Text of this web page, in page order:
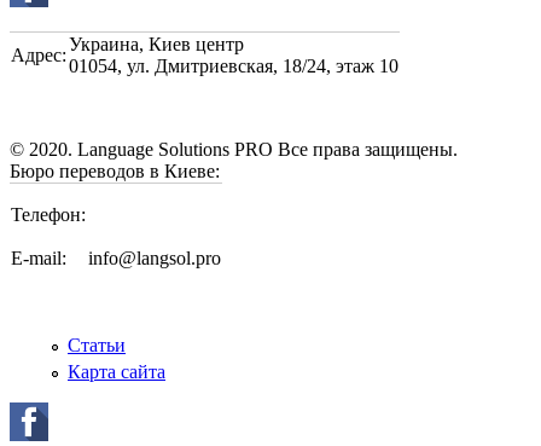
Адрес:
Украина, Киев центр
01054, ул. Дмитриевская, 18/24, этаж 10
© 2020. Language Solutions PRO Все права защищены.
Бюро переводов в Киеве:
Телефон:
E-mail: info@langsol.pro
Статьи
Карта сайта